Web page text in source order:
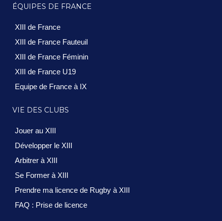
ÉQUIPES DE FRANCE
XIII de France
XIII de France Fauteuil
XIII de France Féminin
XIII de France U19
Equipe de France à IX
VIE DES CLUBS
Jouer au XIII
Développer le XIII
Arbitrer à XIII
Se Former à XIII
Prendre ma licence de Rugby à XIII
FAQ : Prise de licence